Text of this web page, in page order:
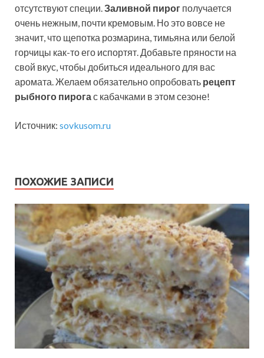
отсутствуют специи.Заливной пирог получается
очень нежным, почти кремовым. Но это вовсе не
значит, что щепотка розмарина, тимьяна или белой
горчицы как-то его испортят. Добавьте пряности на
свой вкус, чтобы добиться идеального для вас
аромата. Желаем обязательно опробовать рецепт
рыбного пирогас кабачками в этом сезоне!
Источник: sovkusom.ru
ПОХОЖИЕ ЗАПИСИ